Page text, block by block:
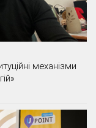
механізми